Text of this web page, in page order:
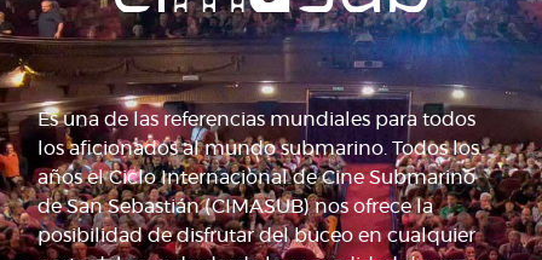
Es una de las referencias mundiales para todos
los aficionados al mundo submarino. Todos los
años el Ciclo Internacional de Cine Submarino
de San Sebastián (CIMASUB) nos ofrece la
posibilidad de disfrutar del buceo en cualquier